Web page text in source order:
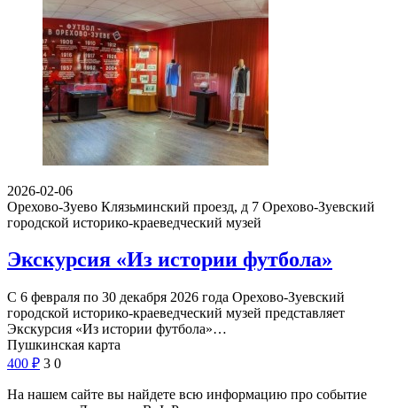
2026-02-06
Орехово-Зуево Клязьминский проезд, д 7 Орехово-Зуевский
городской историко-краеведческий музей
Экскурсия «Из истории футбола»
С 6 февраля по 30 декабря 2026 года Орехово-Зуевский
городской историко-краеведческий музей представляет
Экскурсия «Из истории футбола»…
Пушкинская карта
400 ₽ 3 0
На нашем сайте вы найдете всю информацию про событие